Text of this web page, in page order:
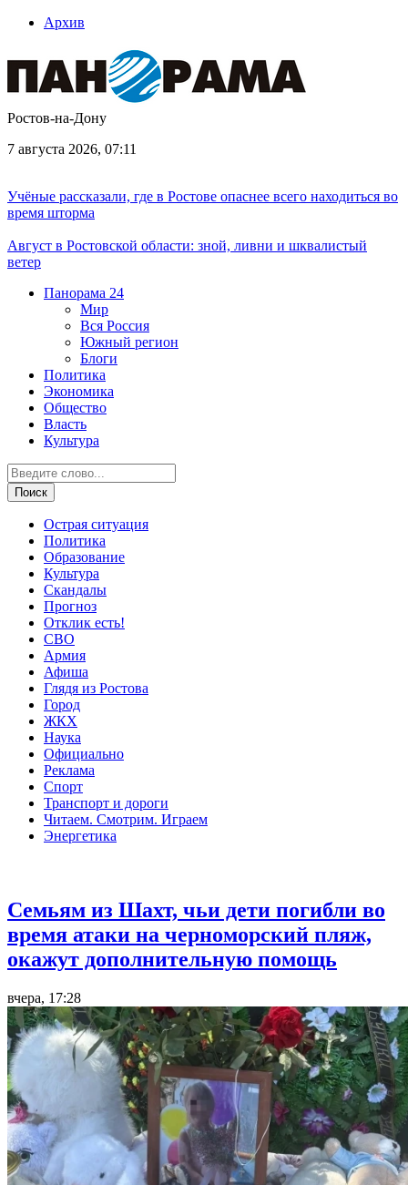
Архив
Ростов-на-Дону
7 августа 2026, 07:11
Учёные рассказали, где в Ростове опаснее всего находиться во
время шторма
Август в Ростовской области: зной, ливни и шквалистый
ветер
Панорама 24
Мир
Вся Россия
Южный регион
Блоги
Политика
Экономика
Общество
Власть
Культура
Острая ситуация
Политика
Образование
Культура
Скандалы
Прогноз
Отклик есть!
СВО
Армия
Афиша
Глядя из Ростова
Город
ЖКХ
Наука
Официально
Реклама
Спорт
Транспорт и дороги
Читаем. Смотрим. Играем
Энергетика
Семьям из Шахт, чьи дети погибли во
время атаки на черноморский пляж,
окажут дополнительную помощь
вчера, 17:28